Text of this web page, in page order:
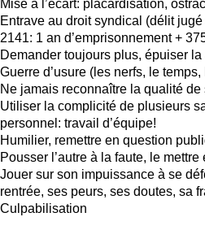
Mise à l’écart: placardisation,
Entrave au droit syndical (délit
2141: 1 an d’emprisonnement +
Demander toujours plus, épuiser la
Guerre d’usure (les nerfs, le temps,
Ne jamais reconnaître la qualité
Utiliser la complicité de plusieurs
personnel: travail d’équipe!
Humilier, remettre en question
Pousser l’autre à la faute, le mettre
Jouer sur son impuissance à se
rentrée, ses peurs, ses doutes, sa
Culpabilisation